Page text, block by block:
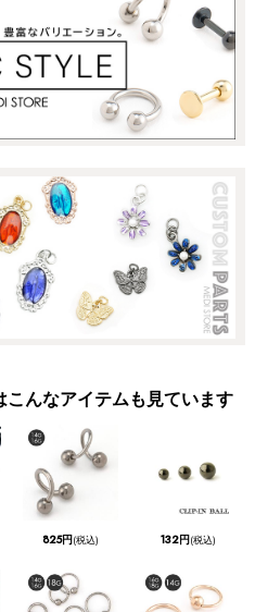
んなアイテムも見ています
825円(税込) 132円(税込)